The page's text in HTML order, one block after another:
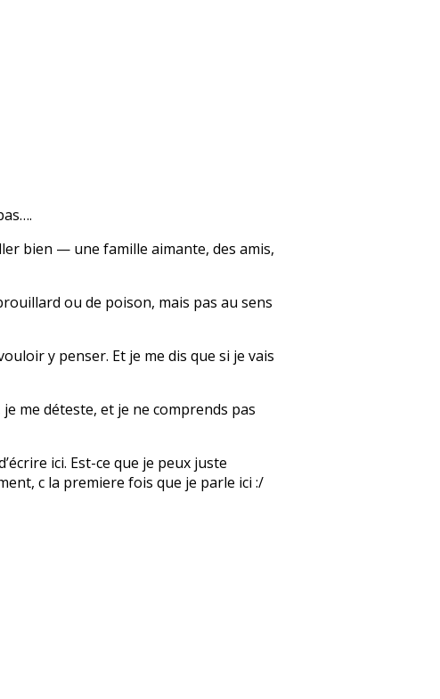
bien — une famille aimante, des amis,
ou de poison, mais pas au sens
y penser. Et je me dis que si je vais
me déteste, et je ne comprends pas
ici. Est-ce que je peux juste
c la premiere fois que je parle ici :/